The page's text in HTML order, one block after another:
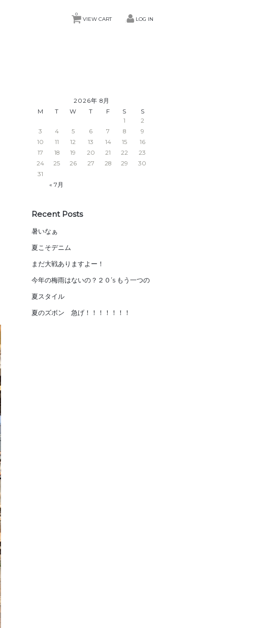
VIEW CART
0
LOG IN
2026年 8月
M
T W T F S S
« 7月
1
2
3
4 5 6 7 8
9
10
11 12 13 14 15
16
17
18 19 20 21 22
23
24
25 26 27 28 29
30
31
Recent Posts
暑いなぁ
夏こそデニム
まだ大戦ありますよー！
今年の梅雨はないの？２０’s もう一つの
夏スタイル
夏のズボン 急げ！！！！！！！